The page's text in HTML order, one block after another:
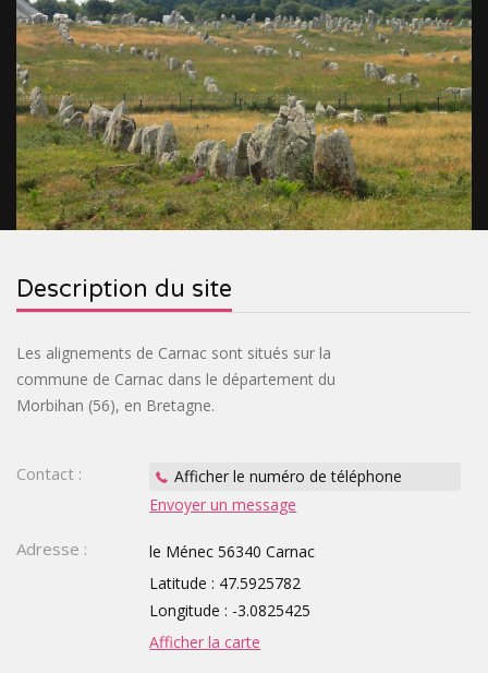
&
SITES
PRÉHISTORIQUES
RELIGIEUXTOURISME
INDUSTRIEL
VILLAGES
DE
FRANCE
&
CROISIÈRES
&
TRAINS
OENOTOURISME
SPIRITOURISME
TOURISTIQUES
PARCS
JARDINS
ÊTRE ACTIVITÉS
Description du site
Les alignements de Carnac sont situés sur la
commune de Carnac dans le département du
Morbihan (56), en Bretagne.
Contact :
Afficher le numéro de téléphone
Envoyer un message
Adresse :
le Ménec 56340 Carnac
Latitude : 47.5925782
Longitude : -3.0825425
Afficher la carte